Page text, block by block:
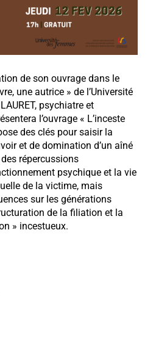
de son ouvrage dans le
une autrice » de l’Université
psychiatre et
l’ouvrage « L’inceste
des clés pour saisir la
et de domination d’un aîné
répercussions
psychique et la vie
de la victime, mais
sur les générations
de la filiation et la
» incestueux.